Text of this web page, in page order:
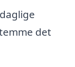
det